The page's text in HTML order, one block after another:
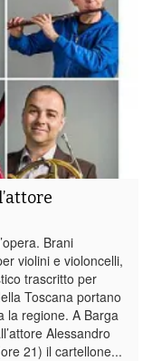
Brani
violini e violoncelli,
trascritto per
Toscana portano
la regione. A Barga
Alessandro
21) il cartellone...